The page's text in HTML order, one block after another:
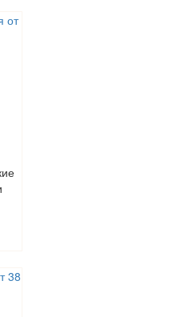
от
38